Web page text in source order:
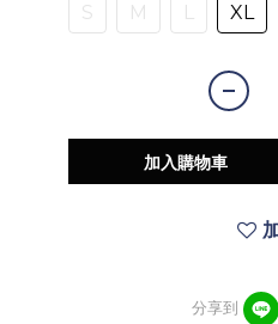
S M L XL
加入購物車
分享到